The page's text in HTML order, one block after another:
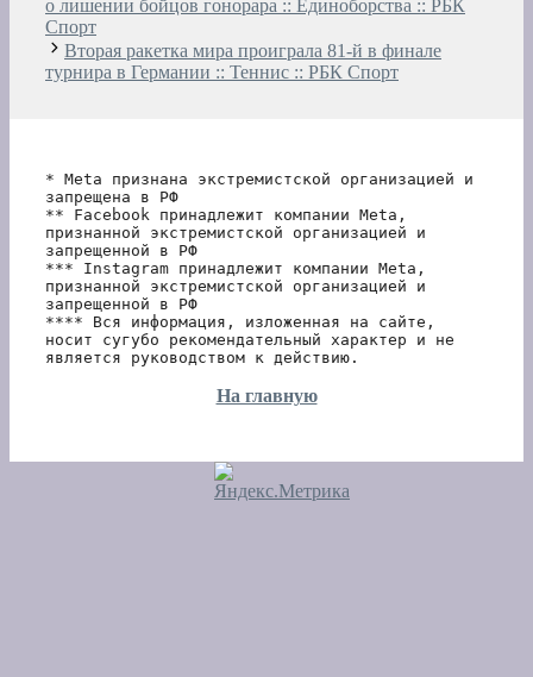
о лишении бойцов гонорара :: Единоборства :: РБК
Спорт
Вторая ракетка мира проиграла 81-й в финале
турнира в Германии :: Теннис :: РБК Спорт
* Meta признана экстремистской организацией и
запрещена в РФ
** Facebook принадлежит компании Meta,
признанной экстремистской организацией и
запрещенной в РФ
*** Instagram принадлежит компании Meta,
признанной экстремистской организацией и
запрещенной в РФ
**** Вся информация, изложенная на сайте,
носит сугубо рекомендательный характер и не
является руководством к действию.
На главную